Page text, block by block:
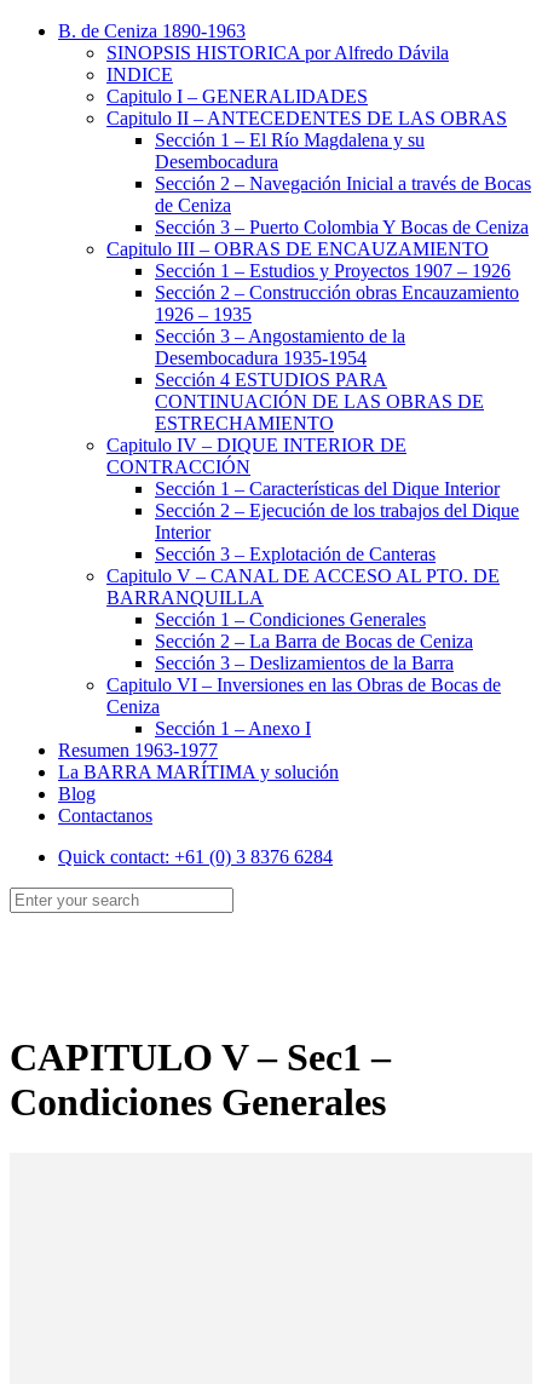
B. de Ceniza 1890-1963
SINOPSIS HISTORICA por Alfredo Dávila
INDICE
Capitulo I – GENERALIDADES
Capitulo II – ANTECEDENTES DE LAS OBRAS
Sección 1 – El Río Magdalena y su
Desembocadura
Sección 2 – Navegación Inicial a través de Bocas
de Ceniza
Sección 3 – Puerto Colombia Y Bocas de Ceniza
Capitulo III – OBRAS DE ENCAUZAMIENTO
Sección 1 – Estudios y Proyectos 1907 – 1926
Sección 2 – Construcción obras Encauzamiento
1926 – 1935
Sección 3 – Angostamiento de la
Desembocadura 1935-1954
Sección 4 ESTUDIOS PARA
CONTINUACIÓN DE LAS OBRAS DE
ESTRECHAMIENTO
Capitulo IV – DIQUE INTERIOR DE
CONTRACCIÓN
Sección 1 – Características del Dique Interior
Sección 2 – Ejecución de los trabajos del Dique
Interior
Sección 3 – Explotación de Canteras
Capitulo V – CANAL DE ACCESO AL PTO. DE
BARRANQUILLA
Sección 1 – Condiciones Generales
Sección 2 – La Barra de Bocas de Ceniza
Sección 3 – Deslizamientos de la Barra
Capitulo VI – Inversiones en las Obras de Bocas de
Ceniza
Sección 1 – Anexo I
Resumen 1963-1977
La BARRA MARÍTIMA y solución
Blog
Contactanos
Quick contact: +61 (0) 3 8376 6284
CAPITULO V – Sec1 –
Condiciones Generales